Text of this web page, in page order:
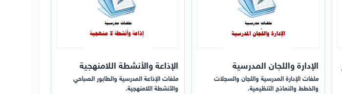
الإدارة واللجان المدرسية
ملفات الإدارة المدرسية واللجان والسجلات
والخطط والنماذج التنظيمية.
الإذاعة والأنشطة اللامنهجية
ملفات الإذاعة المدرسية والطابور الصباحي
والأنشطة اللامنهجية.